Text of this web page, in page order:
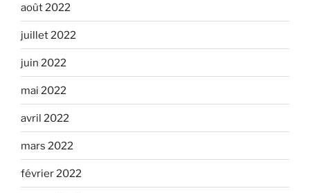
août 2022
juillet 2022
juin 2022
mai 2022
avril 2022
mars 2022
février 2022